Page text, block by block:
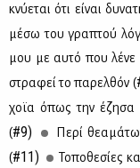
κνύ­ε­ται ότι εί­ναι
μέ­σω του γρα­πτού
μου με αυ­τό που
στρα­φεί το πα­ρελ­θόν (
χοϊα όπως την έζη­σα
(#9) Πε­ρί
(#11) Το­πο­θε­σί­ες